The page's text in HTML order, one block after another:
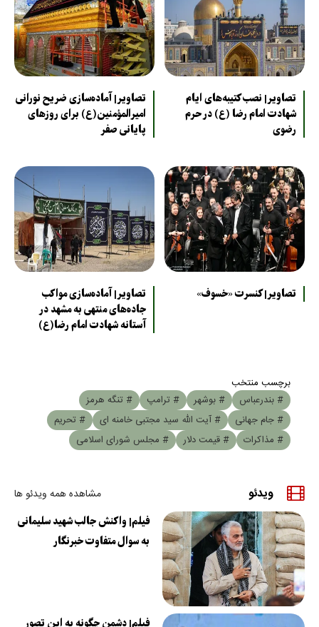
تصاویر| نصب کتیبه‌های ایام
شهادت امام رضا (ع) در حرم
رضوی
تصاویر| آماده‌سازی ضریح نورانی
امیرالمؤمنین(ع) برای روزهای
پایانی صفر
تصاویر| کنسرت «خسوف»
تصاویر| آماده‌سازی مواکب
جاده‌های منتهی به مشهد در
آستانه شهادت امام رضا(ع)
برچسب منتخب
# بندرعباس
# بوشهر # ترامپ
# تنگه هرمز
# جام جهانی
# آیت الله سید مجتبی خامنه ای
# تحریم
# مذاکرات
# قیمت دلار # مجلس شورای اسلامی
ویدئو مشاهده همه ویدئو ها
فیلم| واکنش جالب شهید سلیمانی
به سوال متفاوت خبرنگار
فیلم| دشمن چگونه به این تصور